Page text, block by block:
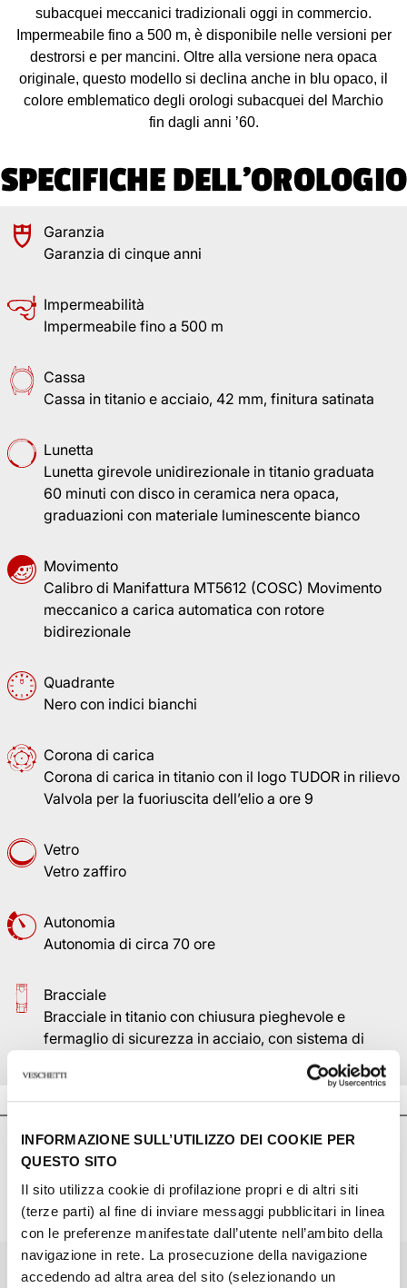
INFORMAZIONE SULL’UTILIZZO DEI COOKIE PER
QUESTO SITO
Il sito utilizza cookie di profilazione propri e di altri siti
(terze parti) al fine di inviare messaggi pubblicitari in linea
con le preferenze manifestate dall’utente nell’ambito della
navigazione in rete. La prosecuzione della navigazione
accedendo ad altra area del sito (selezionando un
subacquei meccanici tradizionali oggi in commercio.
Impermeabile fino a 500 m, è disponibile nelle versioni per
destrorsi e per mancini. Oltre alla versione nera opaca
originale, questo modello si declina anche in blu opaco, il
colore emblematico degli orologi subacquei del Marchio
fin dagli anni ’60.
SPECIFICHE DELL'OROLOGIO
Garanzia
Garanzia di cinque anni
Impermeabilità
Impermeabile fino a 500 m
Cassa
Cassa in titanio e acciaio, 42 mm, finitura satinata
Lunetta
Lunetta girevole unidirezionale in titanio graduata
60 minuti con disco in ceramica nera opaca,
graduazioni con materiale luminescente bianco
Movimento
Calibro di Manifattura MT5612 (COSC) Movimento
meccanico a carica automatica con rotore
bidirezionale
Quadrante
Nero con indici bianchi
Corona di carica
Corona di carica in titanio con il logo TUDOR in rilievo
Valvola per la fuoriuscita dell’elio a ore 9
Vetro
Vetro zaffiro
Autonomia
Autonomia di circa 70 ore
Bracciale
Bracciale in titanio con chiusura pieghevole e
fermaglio di sicurezza in acciaio, con sistema di
prolunga sviluppato e brevettato da TUDOR
CONTATTACI